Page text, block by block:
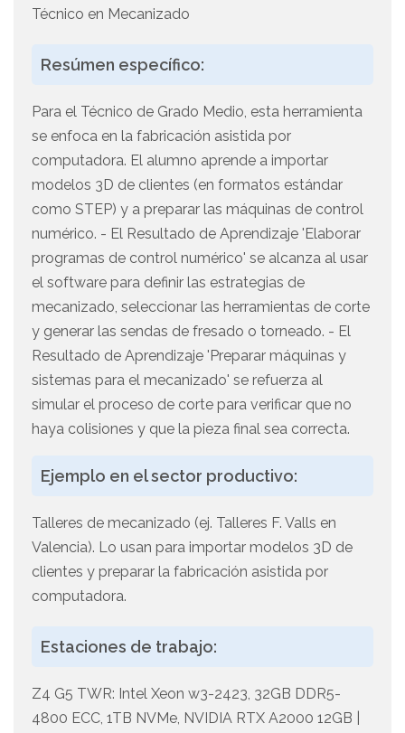
Técnico en Mecanizado
Resúmen específico:
Para el Técnico de Grado Medio, esta herramienta
se enfoca en la fabricación asistida por
computadora. El alumno aprende a importar
modelos 3D de clientes (en formatos estándar
como STEP) y a preparar las máquinas de control
numérico. - El Resultado de Aprendizaje 'Elaborar
programas de control numérico' se alcanza al usar
el software para definir las estrategias de
mecanizado, seleccionar las herramientas de corte
y generar las sendas de fresado o torneado. - El
Resultado de Aprendizaje 'Preparar máquinas y
sistemas para el mecanizado' se refuerza al
simular el proceso de corte para verificar que no
haya colisiones y que la pieza final sea correcta.
Ejemplo en el sector productivo:
Talleres de mecanizado (ej. Talleres F. Valls en
Valencia). Lo usan para importar modelos 3D de
clientes y preparar la fabricación asistida por
computadora.
Estaciones de trabajo:
Z4 G5 TWR: Intel Xeon w3-2423, 32GB DDR5-
4800 ECC, 1TB NVMe, NVIDIA RTX A2000 12GB |